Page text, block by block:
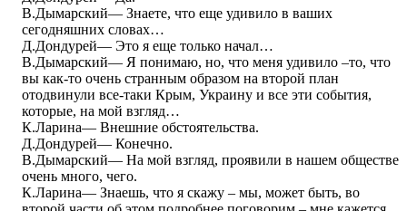
В.Дымарский― Знаете, что еще удивило в ваших
сегодняшних словах…
Д.Дондурей― Это я еще только начал…
В.Дымарский― Я понимаю, но, что меня удивило –то, что
вы как-то очень странным образом на второй план
отодвинули все-таки Крым, Украину и все эти события,
которые, на мой взгляд…
К.Ларина― Внешние обстоятельства.
Д.Дондурей― Конечно.
В.Дымарский― На мой взгляд, проявили в нашем обществе
очень много, чего.
К.Ларина― Знаешь, что я скажу – мы, может быть, во